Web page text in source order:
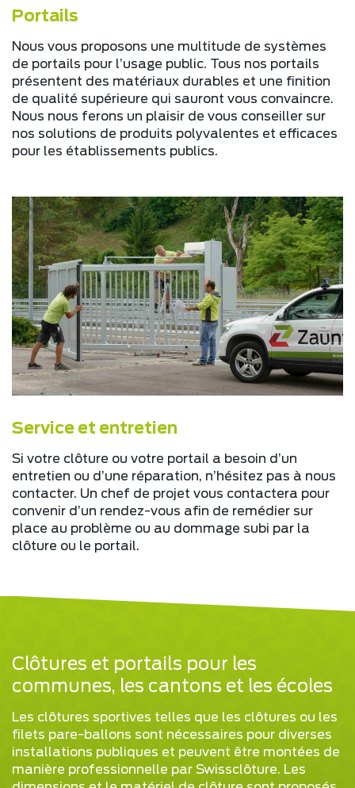
Portails
Nous vous proposons une multitude de systèmes
de portails pour l’usage public. Tous nos portails
présentent des matériaux durables et une finition
de qualité supérieure qui sauront vous convaincre.
Nous nous ferons un plaisir de vous conseiller sur
nos solutions de produits polyvalentes et efficaces
pour les établissements publics.
Service et entretien
Si votre clôture ou votre portail a besoin d’un
entretien ou d’une réparation, n’hésitez pas à nous
contacter. Un chef de projet vous contactera pour
convenir d’un rendez-vous afin de remédier sur
place au problème ou au dommage subi par la
clôture ou le portail.
Clôtures et portails pour les
communes, les cantons et les écoles
Les clôtures sportives telles que les clôtures ou les
filets pare-ballons sont nécessaires pour diverses
installations publiques et peuvent être montées de
manière professionnelle par Swissclôture. Les